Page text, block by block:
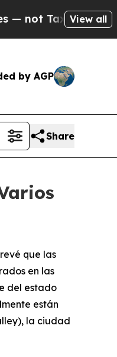
— the Chance
View all
by AGP
Share
que las
en las
del estado
están
la ciudad